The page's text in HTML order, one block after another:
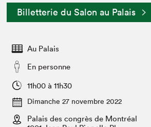
Espace médias
Espace exposant⋅e⋅s
Vidéos et Balados
Club de lecture Braindate
Édition 2022
Nous connaître
Projets partenaires 2022
Archives
Billetterie du Salon au Palais
Au Palais
En personne
11h00 à 11h30
Dimanche 27 novembre 2022
Palais des congrès de Montréal